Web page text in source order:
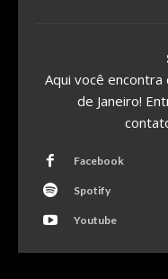
Aqui você encontra
de Janeiro!
Facebook
Spotify
Youtube